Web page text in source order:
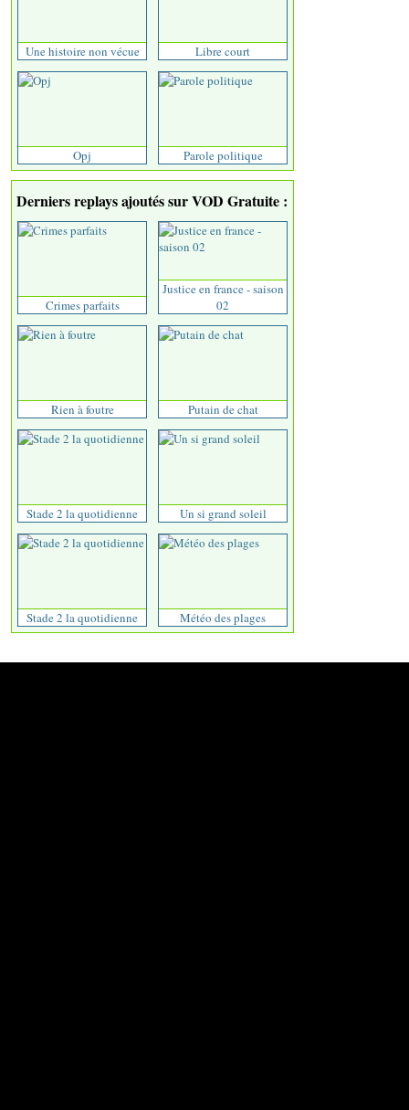
Une histoire non vécue Libre court
Opj Parole politique
Derniers replays ajoutés sur VOD Gratuite :
Crimes parfaits
Justice en france - saison
02
Rien à foutre Putain de chat
Stade 2 la quotidienne Un si grand soleil
Stade 2 la quotidienne Météo des plages